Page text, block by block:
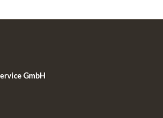
GmbH